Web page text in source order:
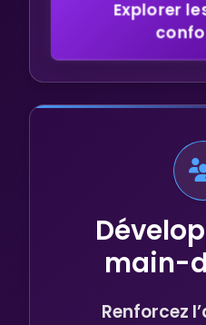
Explorer
main-
Renforcez